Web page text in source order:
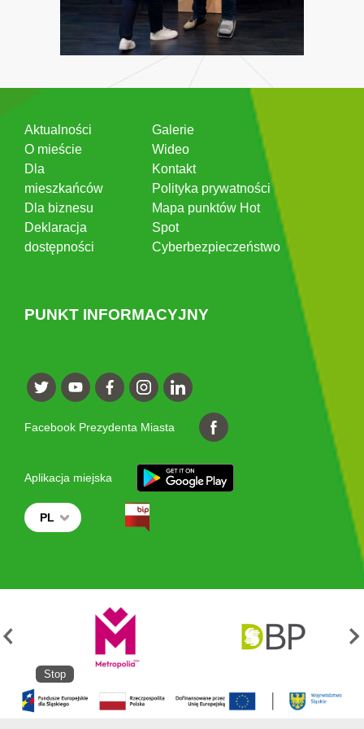
Aktualności
O mieście
Dla
mieszkańców
Dla biznesu
Deklaracja
dostępności
Galerie
Wideo
Kontakt
Polityka prywatności
Mapa punktów Hot
Spot
Cyberbezpieczeństwo
PUNKT INFORMACYJNY
Facebook Prezydenta Miasta
Aplikacja miejska
PL
Stop